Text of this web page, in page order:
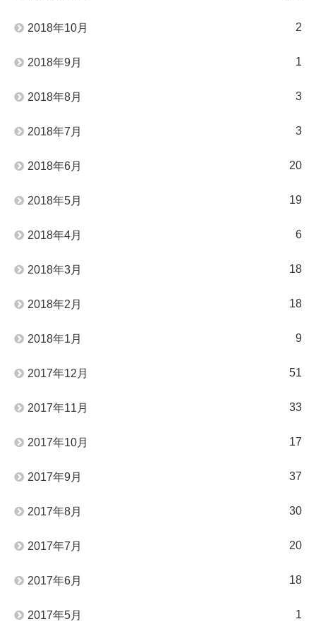
2018年10月 2
2018年9月 1
2018年8月 3
2018年7月 3
2018年6月 20
2018年5月 19
2018年4月 6
2018年3月 18
2018年2月 18
2018年1月 9
2017年12月 51
2017年11月 33
2017年10月 17
2017年9月 37
2017年8月 30
2017年7月 20
2017年6月 18
2017年5月 1